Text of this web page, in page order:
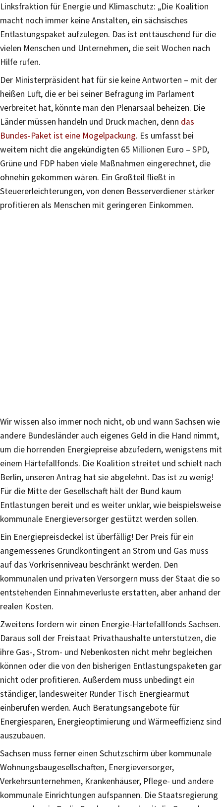
Linksfraktion für Energie und Klimaschutz: „Die Koalition
macht noch immer keine Anstalten, ein sächsisches
Entlastungspaket aufzulegen. Das ist enttäuschend für die
vielen Menschen und Unternehmen, die seit Wochen nach
Hilfe rufen.
Der Ministerpräsident hat für sie keine Antworten – mit der
heißen Luft, die er bei seiner Befragung im Parlament
verbreitet hat, könnte man den Plenarsaal beheizen. Die
Länder müssen handeln und Druck machen, denn das
Bundes-Paket ist eine Mogelpackung. Es umfasst bei
weitem nicht die angekündigten 65 Millionen Euro – SPD,
Grüne und FDP haben viele Maßnahmen eingerechnet, die
ohnehin gekommen wären. Ein Großteil fließt in
Steuererleichterungen, von denen Besserverdiener stärker
profitieren als Menschen mit geringeren Einkommen.
Wir wissen also immer noch nicht, ob und wann Sachsen wie
andere Bundesländer auch eigenes Geld in die Hand nimmt,
um die horrenden Energiepreise abzufedern, wenigstens mit
einem Härtefallfonds. Die Koalition streitet und schielt nach
Berlin, unseren Antrag hat sie abgelehnt. Das ist zu wenig!
Für die Mitte der Gesellschaft hält der Bund kaum
Entlastungen bereit und es weiter unklar, wie beispielsweise
kommunale Energieversorger gestützt werden sollen.
Ein Energiepreisdeckel ist überfällig! Der Preis für ein
angemessenes Grundkontingent an Strom und Gas muss
auf das Vorkrisenniveau beschränkt werden. Den
kommunalen und privaten Versorgern muss der Staat die so
entstehenden Einnahmeverluste erstatten, aber anhand der
realen Kosten.
Zweitens fordern wir einen Energie-Härtefallfonds Sachsen.
Daraus soll der Freistaat Privathaushalte unterstützen, die
ihre Gas-, Strom- und Nebenkosten nicht mehr begleichen
können oder die von den bisherigen Entlastungspaketen gar
nicht oder profitieren. Außerdem muss unbedingt ein
ständiger, landesweiter Runder Tisch Energiearmut
einberufen werden. Auch Beratungsangebote für
Energiesparen, Energieoptimierung und Wärmeeffizienz sind
auszubauen.
Sachsen muss ferner einen Schutzschirm über kommunale
Wohnungsbaugesellschaften, Energieversorger,
Verkehrsunternehmen, Krankenhäuser, Pflege- und andere
kommunale Einrichtungen aufspannen. Die Staatsregierung